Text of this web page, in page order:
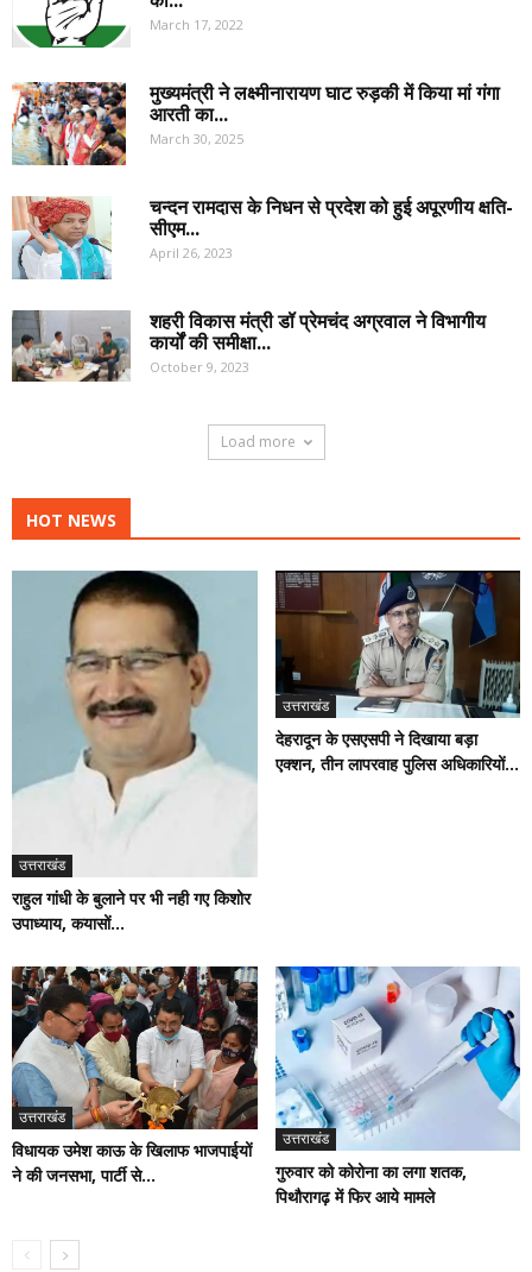
March 17, 2022
मुख्यमंत्री ने लक्ष्मीनारायण घाट रुड़की में किया मां गंगा
आरती का...
March 30, 2025
चन्दन रामदास के निधन से प्रदेश को हुई अपूरणीय क्षति-
सीएम...
April 26, 2023
शहरी विकास मंत्री डॉ प्रेमचंद अग्रवाल ने विभागीय
कार्यों की समीक्षा...
October 9, 2023
Load more
HOT NEWS
उत्तराखंड
राहुल गांधी के बुलाने पर भी नही गए किशोर
उपाध्याय, कयासों...
उत्तराखंड
देहरादून के एसएसपी ने दिखाया बड़ा
एक्शन, तीन लापरवाह पुलिस अधिकारियों...
उत्तराखंड
विधायक उमेश काऊ के खिलाफ भाजपाईयों
ने की जनसभा, पार्टी से...
उत्तराखंड
गुरुवार को कोरोना का लगा शतक,
पिथौरागढ़ में फिर आये मामले